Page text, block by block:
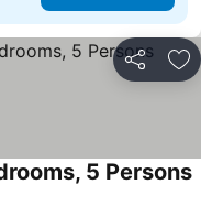
Compartir
5 Persons